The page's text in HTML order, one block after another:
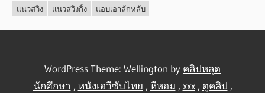
แนวสวิง
แนวสวิงกิ้ง แอบเอาลักหลับ
WordPress Theme: Wellington by คลิปหลุด
นักศึกษา , หนังเอวีซับไทย , หีหอม , xxx, ดูคลิป ,